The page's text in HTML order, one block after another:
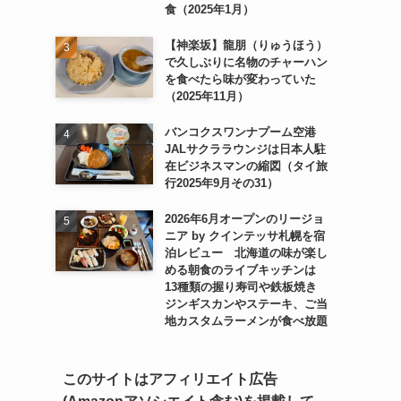
食（2025年1月）
【神楽坂】龍朋（りゅうほう）
で久しぶりに名物のチャーハン
を食べたら味が変わっていた
（2025年11月）
バンコクスワンナプーム空港
JALサクララウンジは日本人駐
在ビジネスマンの縮図（タイ旅
行2025年9月その31）
2026年6月オープンのリージョ
ニア by クインテッサ札幌を宿
泊レビュー 北海道の味が楽し
める朝食のライブキッチンは
13種類の握り寿司や鉄板焼き
ジンギスカンやステーキ、ご当
地カスタムラーメンが食べ放題
このサイトはアフィリエイト広告